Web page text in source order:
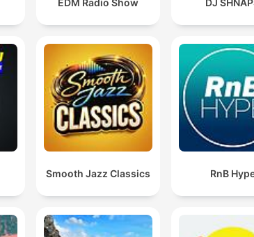
Smooth Jazz Classics RnB